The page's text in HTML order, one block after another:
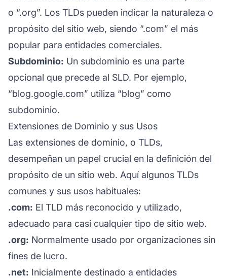
o “.org”. Los TLDs pueden indicar la naturaleza o
propósito del sitio web, siendo “.com” el más
popular para entidades comerciales.
Subdominio: Un subdominio es una parte
opcional que precede al SLD. Por ejemplo,
“blog.google.com” utiliza “blog” como
subdominio.
Extensiones de Dominio y sus Usos
Las extensiones de dominio, o TLDs,
desempeñan un papel crucial en la definición del
propósito de un sitio web. Aquí algunos TLDs
comunes y sus usos habituales:
.com: El TLD más reconocido y utilizado,
adecuado para casi cualquier tipo de sitio web.
.org: Normalmente usado por organizaciones sin
fines de lucro.
.net: Inicialmente destinado a entidades